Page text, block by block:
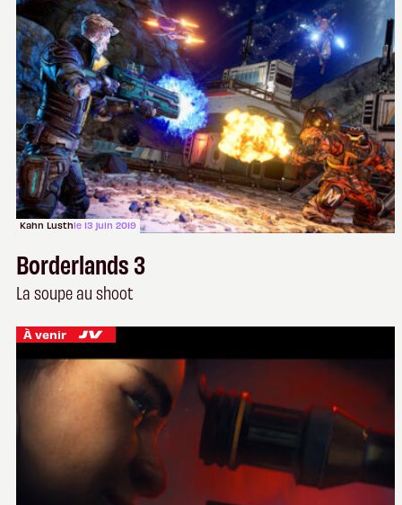
Kahn Lusthle 13 juin 2019
Borderlands 3
La soupe au shoot
À venir